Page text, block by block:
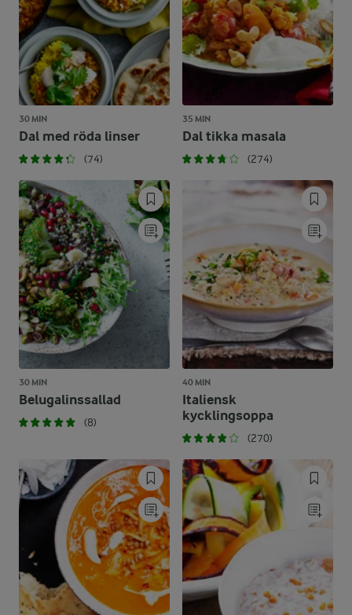
30 MIN
Dal med röda linser
(74)
35 MIN
Dal tikka masala
(274)
30 MIN
Belugalinssallad
(8)
40 MIN
Italiensk
kycklingsoppa
(270)